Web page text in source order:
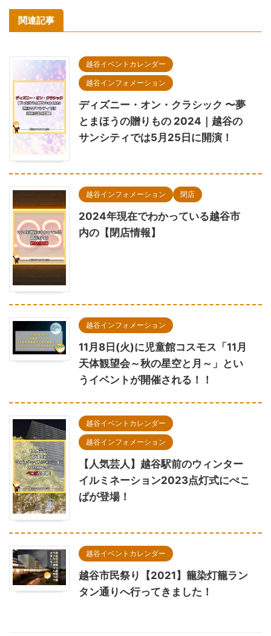
関連記事
越谷イベントカレンダー
越谷インフォメーション
ディズニー・オン・クラシック 〜夢
とまほうの贈りもの 2024｜越谷の
サンシティでは5月25日に開演！
越谷インフォメーション 閉店
2024年現在でわかっている越谷市
内の【閉店情報】
越谷インフォメーション
11月8日(火)に児童館コスモス「11月
天体観望会～秋の星空と月～」とい
うイベントが開催される！！
越谷イベントカレンダー
越谷インフォメーション
【人気芸人】越谷駅前のウィンター
イルミネーション2023点灯式にぺこ
ぱが登場！
越谷イベントカレンダー
越谷市民祭り【2021】籠染灯籠ラン
タン通りへ行ってきました！